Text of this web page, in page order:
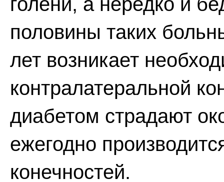
половины таких
лет возникает
контралатеральной
диабетом страдают
ежегодно
конечностей.